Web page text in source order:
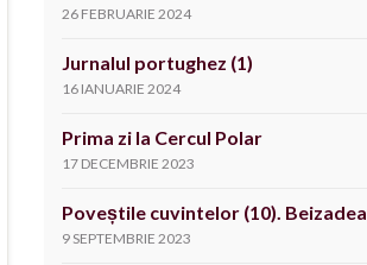
26 FEBRUARIE 2024
Jurnalul portughez (1)
16 IANUARIE 2024
Prima zi la Cercul Polar
17 DECEMBRIE 2023
Poveștile cuvintelor (10). Beizadea
9 SEPTEMBRIE 2023